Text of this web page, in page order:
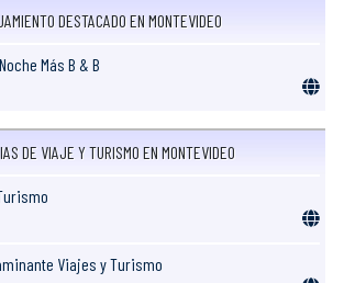
DESTACADO EN MONTEVIDEO
Más B & B
DE VIAJE Y TURISMO EN MONTEVIDEO
Viajes y Turismo